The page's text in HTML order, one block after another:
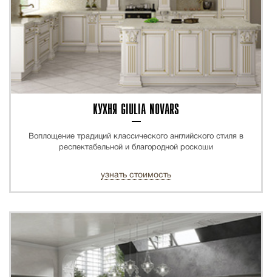
КУХНЯ GIULIA NOVARS
Воплощение традиций классического английского стиля в
респектабельной и благородной роскоши
узнать стоимость